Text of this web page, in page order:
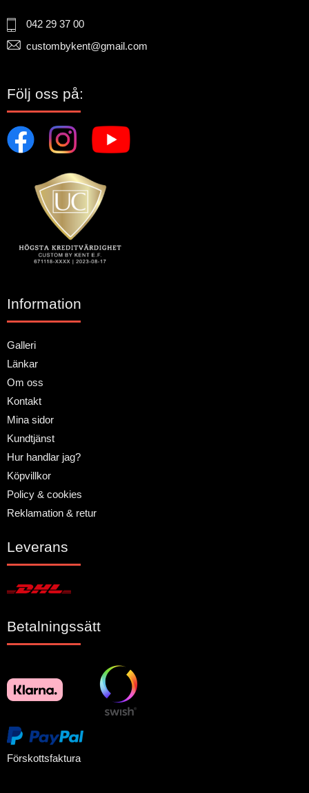
042 29 37 00
custombykent@gmail.com
Följ oss på:
Information
Galleri
Länkar
Om oss
Kontakt
Mina sidor
Kundtjänst
Hur handlar jag?
Köpvillkor
Policy & cookies
Reklamation & retur
Leverans
Betalningssätt
Förskottsfaktura